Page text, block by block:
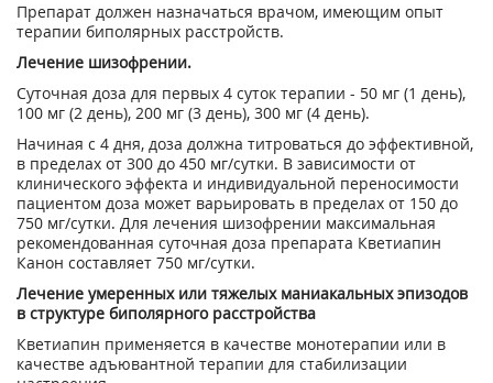
Препарат должен назначаться врачом, имеющим опыт
терапии биполярных расстройств.
Лечение шизофрении.
Суточная доза для первых 4 суток терапии - 50 мг (1 день),
100 мг (2 день), 200 мг (3 день), 300 мг (4 день).
Начиная с 4 дня, доза должна титроваться до эффективной,
в пределах от 300 до 450 мг/сутки. В зависимости от
клинического эффекта и индивидуальной переносимости
пациентом доза может варьировать в пределах от 150 до
750 мг/сутки. Для лечения шизофрении максимальная
рекомендованная суточная доза препарата Кветиапин
Канон составляет 750 мг/сутки.
Лечение умеренных или тяжелых маниакальных эпизодов
в структуре биполярного расстройства
Кветиапин применяется в качестве монотерапии или в
качестве адъювантной терапии для стабилизации